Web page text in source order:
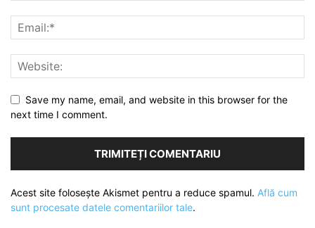
Save my name, email, and website in this browser for the
next time I comment.
Acest site folosește Akismet pentru a reduce spamul. Află cum
sunt procesate datele comentariilor tale.